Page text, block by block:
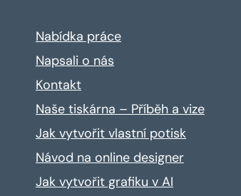
Nabídka práce
Napsali o nás
Kontakt
Naše tiskárna – Příběh a vize
Jak vytvořit vlastní potisk
Návod na online designer
Jak vytvořit grafiku v AI